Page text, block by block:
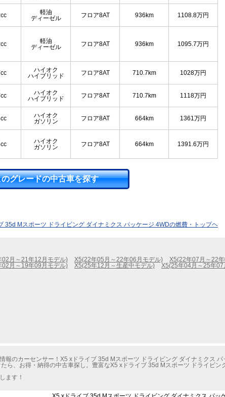
軽油
ディーゼル
フロア8AT 936km 1108.8万円
軽油
ディーゼル
フロア8AT 936km 1095.7万円
ハイオク
ハイブリッド
フロア8AT 710.7km 1028万円
ハイオク
ハイブリッド
フロア8AT 710.7km 1118万円
ハイオク
ガソリン
フロア8AT 664km 1361万円
ハイオク
ガソリン
フロア8AT 664km 1391.6万円
のグレードの中古車を探す
35d Mスポーツ ドライビング ダイナミクス パッケージ 4WDの燃費・トップヘ
02月～21年12月モデル) X5(22年05月～22年06月モデル) X5(22年07月～22
02月～19年09月モデル) X5(25年12月～生産中モデル) X5(25年04月～25年07
報のカーセンサー！X5 xドライブ 35d Mスポーツ ドライビング ダイナミクス パ
ら、お得・納得の中古車探し。豊富なX5 xドライブ 35d Mスポーツ ドライビ
ます！